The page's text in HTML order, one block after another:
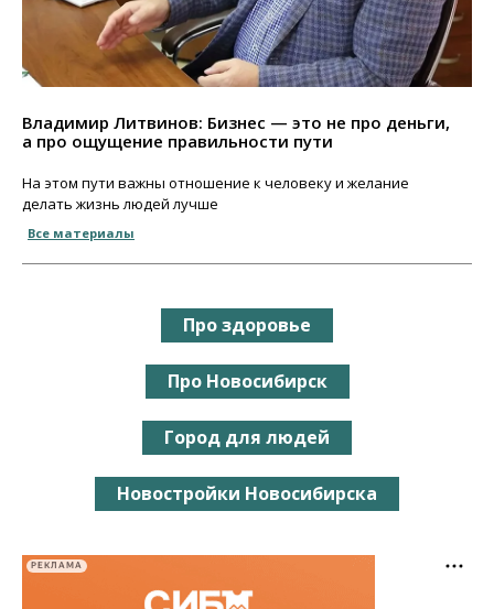
Владимир Литвинов: Бизнес — это не про деньги,
а про ощущение правильности пути
На этом пути важны отношение к человеку и желание
делать жизнь людей лучше
Все материалы
Про здоровье
Про Новосибирск
Город для людей
Новостройки Новосибирска
РЕКЛАМА